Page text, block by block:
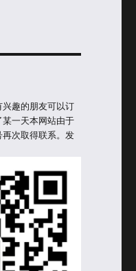
趣的朋友可以订
一天本网站由于
次取得联系。发